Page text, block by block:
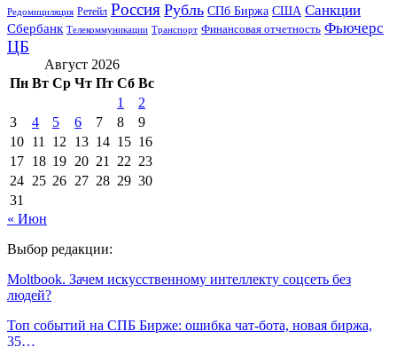
Редомициляция Ретейл Россия Рубль СПб Биржа США Санкции
Сбербанк Телекоммуникации Транспорт Финансовая отчетность Фьючерс
ЦБ
Август 2026
Пн Вт Ср Чт Пт Сб Вс
1
2
3
4 5 6 7 8
9
10 11 12 13 14 15 16
17 18 19 20 21 22 23
24 25 26 27 28 29 30
31
« Июн
Выбор редакции:
Moltbook. Зачем искусственному интеллекту соцсеть без
людей?
Топ событий на СПБ Бирже: ошибка чат-бота, новая биржа,
35…